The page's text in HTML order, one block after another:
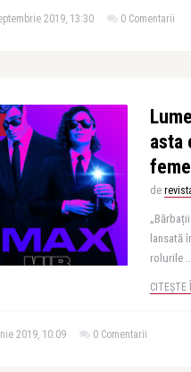
2019, 13:30 0 Comentarii
asta
de
lansată
rolurile ..
CITEȘTE
2019, 10:09 0 Comentarii